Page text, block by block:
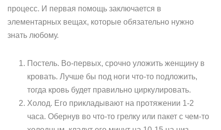
процесс. И первая помощь заключается в
элементарных вещах, которые обязательно нужно
знать любому.
Постель. Во-первых, срочно уложить женщину в
кровать. Лучше бы под ноги что-то подложить,
тогда кровь будет правильно циркулировать.
Холод. Его прикладывают на протяжении 1-2
часа. Обернув во что-то грелку или пакет с чем-то